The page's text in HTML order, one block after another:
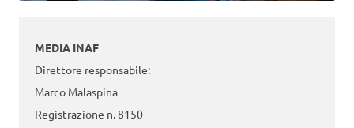
MEDIA INAF
Direttore responsabile:
Marco Malaspina
Registrazione n. 8150